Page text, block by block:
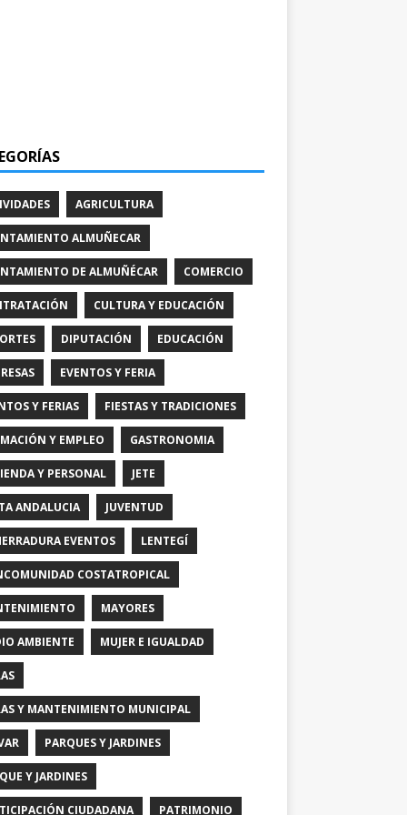
AGRICULTURA
ALMUÑECAR
DE ALMUÑÉCAR COMERCIO
CULTURA Y EDUCACIÓN
DIPUTACIÓN EDUCACIÓN
EVENTOS Y FERIA
Y FERIAS FIESTAS Y TRADICIONES
Y EMPLEO GASTRONOMIA
Y PERSONAL JETE
ANDALUCIA JUVENTUD
EVENTOS LENTEGÍ
COSTATROPICAL
MAYORES
AMBIENTE MUJER E IGUALDAD
Y MANTENIMIENTO MUNICIPAL
PARQUES Y JARDINES
Y JARDINES
CIUDADANA PATRIMONIO